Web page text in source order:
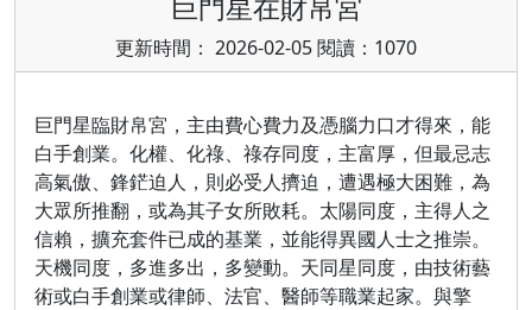
更新時間： 2026-02-05 閱讀：1070
巨門星臨財帛宮，主由費心費力及憑腦力口才得來，能
白手創業。化權、化祿、祿存同度，主富厚，但最忌志
高氣傲、鋒鋩迫人，則必受人擠迫，遭遇極大困難，為
大眾所推翻，或為其子女所敗耗。太陽同度，主得人之
信賴，擴充套件已成的基業，並能得異國人士之推崇。
天機同度，多進多出，多變動。天同星同度，由技術藝
術或白手創業或律師、法官、醫師等職業起家。與擎